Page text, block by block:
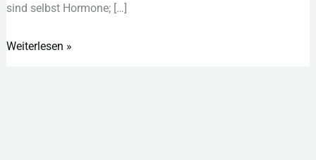
s‬ind selbst Hormone; […]
Weiterlesen »